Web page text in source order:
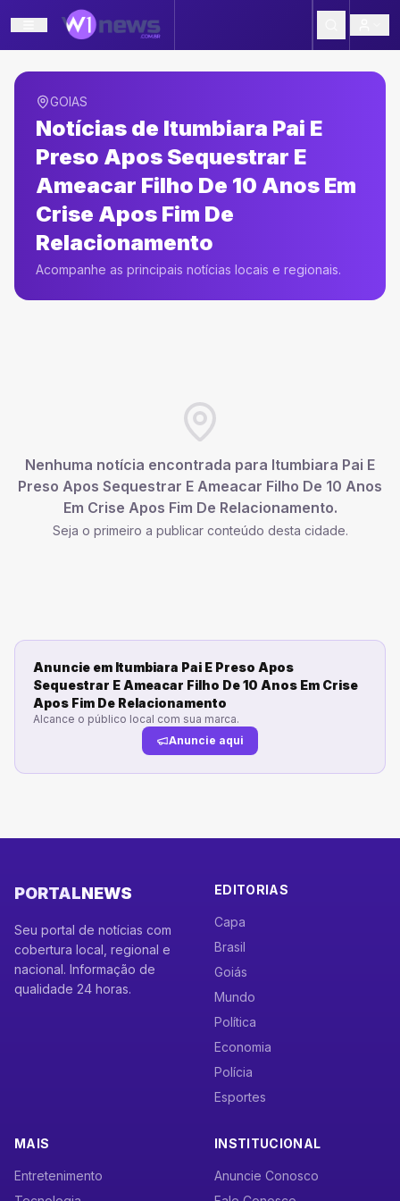
GOIAS
Notícias de Itumbiara Pai E
Preso Apos Sequestrar E
Ameacar Filho De 10 Anos Em
Crise Apos Fim De
Relacionamento
Acompanhe as principais notícias locais e regionais.
Nenhuma notícia encontrada para Itumbiara Pai E
Preso Apos Sequestrar E Ameacar Filho De 10 Anos
Em Crise Apos Fim De Relacionamento.
Seja o primeiro a publicar conteúdo desta cidade.
Anuncie em Itumbiara Pai E Preso Apos
Sequestrar E Ameacar Filho De 10 Anos Em Crise
Apos Fim De Relacionamento
Alcance o público local com sua marca.
Anuncie aqui
PORTALNEWS
Seu portal de notícias com
cobertura local, regional e
nacional. Informação de
qualidade 24 horas.
EDITORIAS
Capa
Brasil
Goiás
Mundo
Política
Economia
Polícia
Esportes
MAIS
Entretenimento
INSTITUCIONAL
Anuncie Conosco